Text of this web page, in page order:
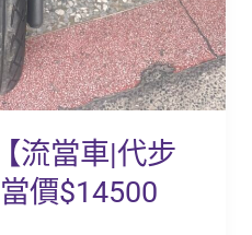
流當車|代步
價$14500